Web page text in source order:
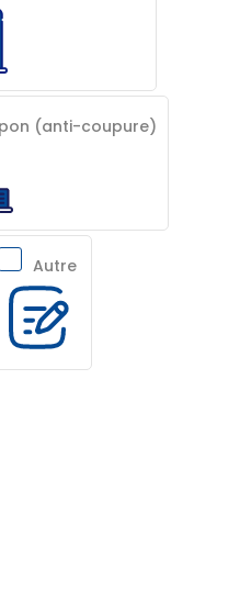
(anti-coupure)
Autre